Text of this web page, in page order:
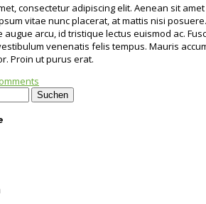
consectetur adipiscing elit. Aenean sit
vitae nunc placerat, at mattis nisi
augue arcu, id tristique lectus euismod ac.
venenatis felis tempus. Mauris
Proin ut purus erat.